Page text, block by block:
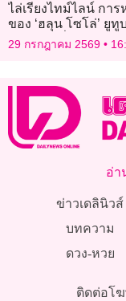
ไล่เรียงไทม์ไลน์ การ
ของ ‘ฮลุน โซโล่’ ยูทู
สายท่องเที่ยว
29 กรกฎาคม 2569
อ่า
ข่าวเดลินิวส์
บทความ
ดวง-หวย
ติดต่อโ